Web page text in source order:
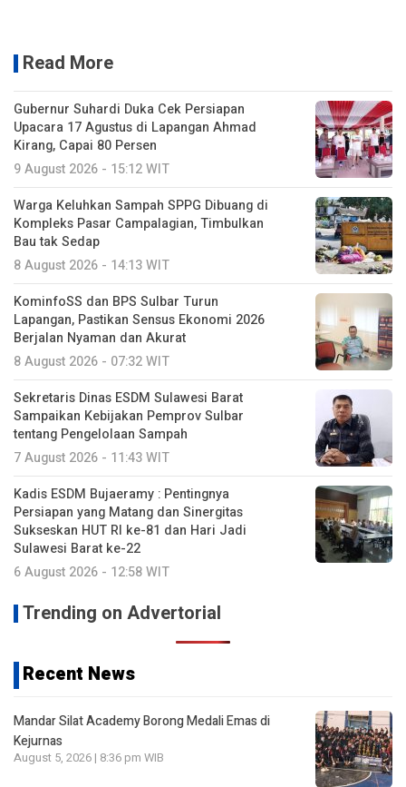
Read More
Gubernur Suhardi Duka Cek Persiapan
Upacara 17 Agustus di Lapangan Ahmad
Kirang, Capai 80 Persen
9 August 2026 - 15:12 WIT
Warga Keluhkan Sampah SPPG Dibuang di
Kompleks Pasar Campalagian, Timbulkan
Bau tak Sedap
8 August 2026 - 14:13 WIT
KominfoSS dan BPS Sulbar Turun
Lapangan, Pastikan Sensus Ekonomi 2026
Berjalan Nyaman dan Akurat
8 August 2026 - 07:32 WIT
Sekretaris Dinas ESDM Sulawesi Barat
Sampaikan Kebijakan Pemprov Sulbar
tentang Pengelolaan Sampah
7 August 2026 - 11:43 WIT
Kadis ESDM Bujaeramy : Pentingnya
Persiapan yang Matang dan Sinergitas
Sukseskan HUT RI ke-81 dan Hari Jadi
Sulawesi Barat ke-22
6 August 2026 - 12:58 WIT
Trending on Advertorial
Recent News
Mandar Silat Academy Borong Medali Emas di
Kejurnas
August 5, 2026 | 8:36 pm WIB